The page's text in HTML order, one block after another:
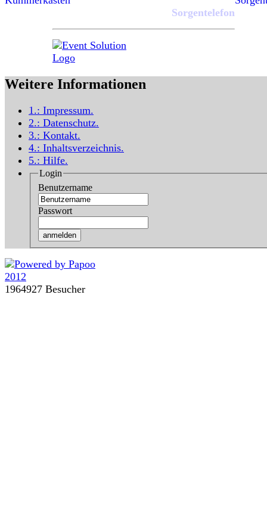
Sorgentelefon
Weitere Informationen
1.: Impressum.
2.: Datenschutz.
3.: Kontakt.
4.: Inhaltsverzeichnis.
5.: Hilfe.
Login
Benutzername
Passwort
1964927 Besucher